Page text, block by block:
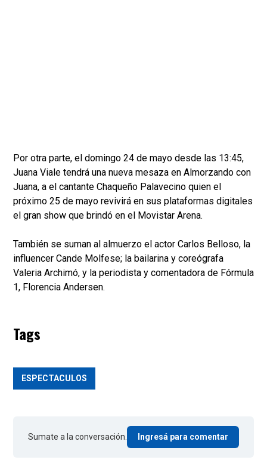
Por otra parte, el domingo 24 de mayo desde las 13:45,
Juana Viale tendrá una nueva mesaza en Almorzando con
Juana, a el cantante Chaqueño Palavecino quien el
próximo 25 de mayo revivirá en sus plataformas digitales
el gran show que brindó en el Movistar Arena.
También se suman al almuerzo el actor Carlos Belloso, la
influencer Cande Molfese; la bailarina y coreógrafa
Valeria Archimó, y la periodista y comentadora de Fórmula
1, Florencia Andersen.
Tags
ESPECTACULOS
Sumate a la conversación. Ingresá para comentar